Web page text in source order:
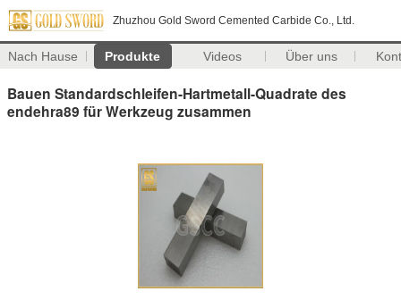
Zhuzhou Gold Sword Cemented Carbide Co., Ltd.
Nach Hause Produkte Videos Über uns
Bauen Standardschleifen-Hartmetall-Quadrate des
endehra89 für Werkzeug zusammen